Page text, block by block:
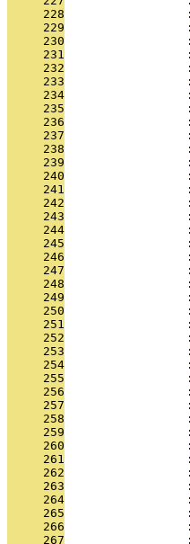
     228
     229
                 :
     230
     231
     232
     233
                 :
     234
     235
     236
     237
     238
     239
                 :
     240
                 :
     241
     242
     243
     244
     245
     246
     247
     248
     249
     250
     251
     252
     253
                 :
     254
     255
                 :
     256
     257
     258
     259
                 :
     260
                 :
     261
                 :
     262
     263
     264
                 :
     265
                 :
     266
     267
                 :